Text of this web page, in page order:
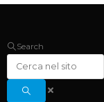
Search